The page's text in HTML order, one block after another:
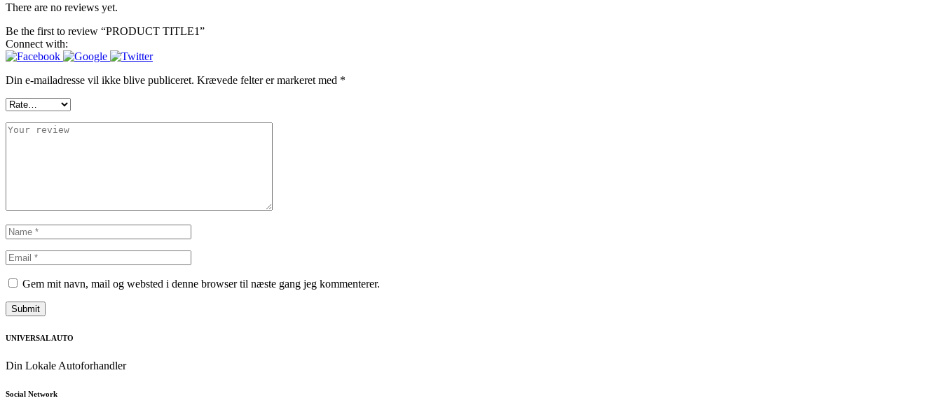
There are no reviews yet.
Be the first to review “PRODUCT TITLE1”
Connect with:
Din e-mailadresse vil ikke blive publiceret. Krævede felter er markeret med *
Gem mit navn, mail og websted i denne browser til næste gang jeg kommenterer.
UNIVERSAL AUTO
Din Lokale Autoforhandler
Social Network